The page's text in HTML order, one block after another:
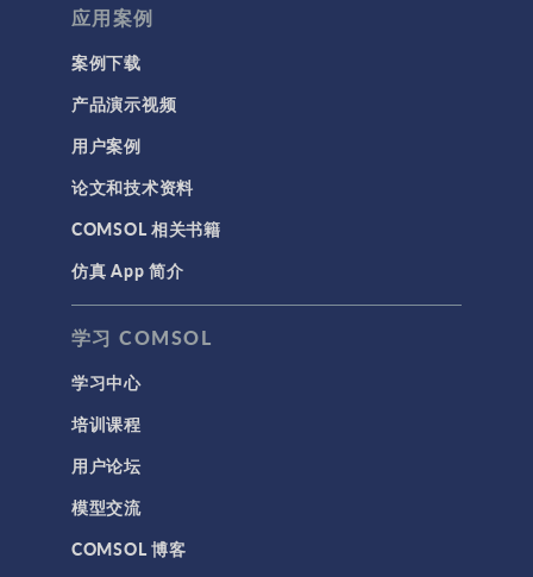
应用案例
案例下载
产品演示视频
用户案例
论文和技术资料
COMSOL 相关书籍
仿真 App 简介
学习 COMSOL
学习中心
培训课程
用户论坛
模型交流
COMSOL 博客